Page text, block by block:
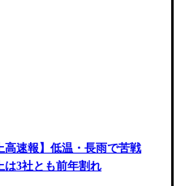
高速報】低温・長雨で苦戦
3社とも前年割れ